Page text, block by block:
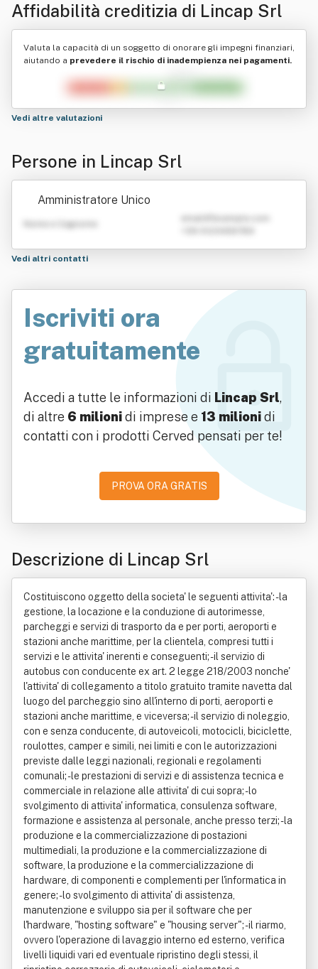
Affidabilità creditizia di Lincap Srl
Valuta la capacità di un soggetto di onorare gli impegni finanziari,
aiutando a prevedere il rischio di inadempienza nei pagamenti.
Vedi altre valutazioni
Persone in Lincap Srl
Amministratore Unico
Nome e Cognome
Vedi altri contatti
Iscriviti ora
gratuitamente
Accedi a tutte le informazioni di Lincap Srl,
di altre 6 milionidi imprese e 13 milionidi
contatti con i prodotti Cerved pensati per te!
PROVA ORA GRATIS
Descrizione di Lincap Srl
Costituiscono oggetto della societa' le seguenti attivita': - la
gestione, la locazione e la conduzione di autorimesse,
parcheggi e servizi di trasporto da e per porti, aeroporti e
stazioni anche marittime, per la clientela, compresi tutti i
servizi e le attivita' inerenti e conseguenti; - il servizio di
autobus con conducente ex art. 2 legge 218/2003 nonche'
l'attivita' di collegamento a titolo gratuito tramite navetta dal
luogo del parcheggio sino all'interno di porti, aeroporti e
stazioni anche marittime, e viceversa; - il servizio di noleggio,
con e senza conducente, di autoveicoli, motocicli, biciclette,
roulottes, camper e simili, nei limiti e con le autorizzazioni
previste dalle leggi nazionali, regionali e regolamenti
comunali; - le prestazioni di servizi e di assistenza tecnica e
commerciale in relazione alle attivita' di cui sopra; - lo
svolgimento di attivita' informatica, consulenza software,
formazione e assistenza al personale, anche presso terzi; - la
produzione e la commercializzazione di postazioni
multimediali, la produzione e la commercializzazione di
software, la produzione e la commercializzazione di
hardware, di componenti e complementi per l'informatica in
genere; - lo svolgimento di attivita' di assistenza,
manutenzione e sviluppo sia per il software che per
l'hardware, "hosting software" e "housing server"; - il riarmo,
ovvero l'operazione di lavaggio interno ed esterno, verifica
livelli liquidi vari ed eventuale ripristino degli stessi, il